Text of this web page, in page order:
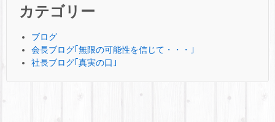
カテゴリー
ブログ
会長ブログ｢無限の可能性を信じて・・・｣
社長ブログ｢真実の口｣